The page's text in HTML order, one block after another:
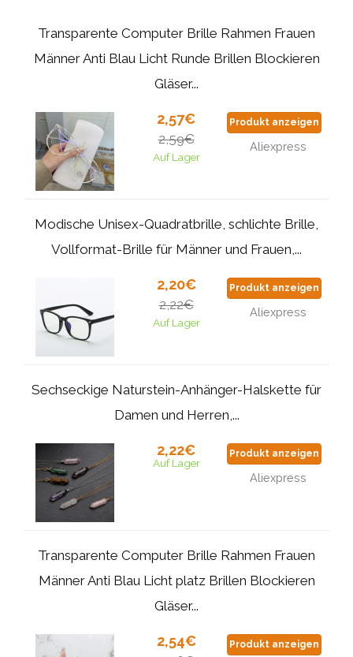
Transparente Computer Brille Rahmen Frauen
Männer Anti Blau Licht Runde Brillen Blockieren
Gläser...
2,57€
2,59€
Auf Lager
Produkt anzeigen
Aliexpress
Modische Unisex-Quadratbrille, schlichte Brille,
Vollformat-Brille für Männer und Frauen,...
2,20€
2,22€
Auf Lager
Produkt anzeigen
Aliexpress
Sechseckige Naturstein-Anhänger-Halskette für
Damen und Herren,...
2,22€
Auf Lager
Produkt anzeigen
Aliexpress
Transparente Computer Brille Rahmen Frauen
Männer Anti Blau Licht platz Brillen Blockieren
Gläser...
2,54€ Produkt anzeigen